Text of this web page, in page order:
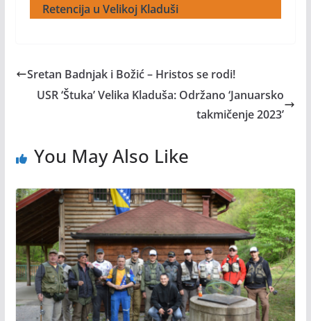
Retencija u Velikoj Kladuši
Sretan Badnjak i Božić – Hristos se rodi!
USR ‘Štuka’ Velika Kladuša: Održano ‘Januarsko
takmičenje 2023’
You May Also Like